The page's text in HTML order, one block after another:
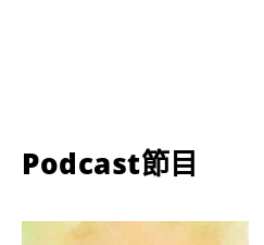
Podcast節目